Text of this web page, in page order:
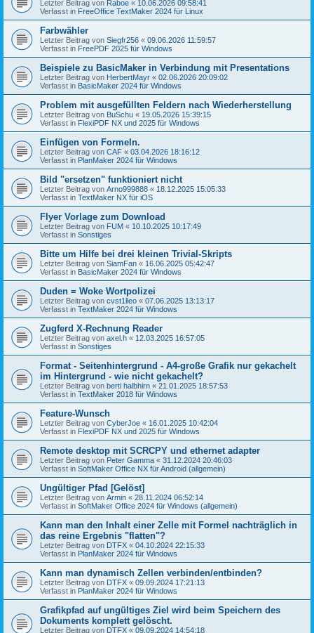
Letzter Beitrag von Raboe « 10.06.2026 09:58:41
Verfasst in FreeOffice TextMaker 2024 für Linux
Farbwähler
Letzter Beitrag von Siegfr256 « 09.06.2026 11:59:57
Verfasst in FreePDF 2025 für Windows
Beispiele zu BasicMaker in Verbindung mit Presentations
Letzter Beitrag von HerbertMayr « 02.06.2026 20:09:02
Verfasst in BasicMaker 2024 für Windows
Problem mit ausgefüllten Feldern nach Wiederherstellung
Letzter Beitrag von BuSchu « 19.05.2026 15:39:15
Verfasst in FlexiPDF NX und 2025 für Windows
Einfügen von Formeln.
Letzter Beitrag von CAF « 03.04.2026 18:16:12
Verfasst in PlanMaker 2024 für Windows
Bild "ersetzen" funktioniert nicht
Letzter Beitrag von Arno999888 « 18.12.2025 15:05:33
Verfasst in TextMaker NX für iOS
Flyer Vorlage zum Download
Letzter Beitrag von FUM « 10.10.2025 10:17:49
Verfasst in Sonstiges
Bitte um Hilfe bei drei kleinen Trivial-Skripts
Letzter Beitrag von SiamFan « 16.06.2025 05:42:47
Verfasst in BasicMaker 2024 für Windows
Duden = Woke Wortpolizei
Letzter Beitrag von cvst1lleo « 07.06.2025 13:13:17
Verfasst in TextMaker 2024 für Windows
Zugferd X-Rechnung Reader
Letzter Beitrag von axel.h « 12.03.2025 16:57:05
Verfasst in Sonstiges
Format - Seitenhintergrund - A4-große Grafik nur gekachelt
im Hintergrund - wie nicht gekachelt?
Letzter Beitrag von berti halbhirn « 21.01.2025 18:57:53
Verfasst in TextMaker 2018 für Windows
Feature-Wunsch
Letzter Beitrag von CyberJoe « 16.01.2025 10:42:04
Verfasst in FlexiPDF NX und 2025 für Windows
Remote desktop mit SCRCPY und ethernet adapter
Letzter Beitrag von Peter Gamma « 31.12.2024 20:46:03
Verfasst in SoftMaker Office NX für Android (allgemein)
Ungültiger Pfad [Gelöst]
Letzter Beitrag von Armin « 28.11.2024 06:52:14
Verfasst in SoftMaker Office 2024 für Windows (allgemein)
Kann man den Inhalt einer Zelle mit Formel nachträglich in
das reine Ergebnis "flatten"?
Letzter Beitrag von DTFX « 04.10.2024 22:15:33
Verfasst in PlanMaker 2024 für Windows
Kann man dynamisch Zellen verbinden/entbinden?
Letzter Beitrag von DTFX « 09.09.2024 17:21:13
Verfasst in PlanMaker 2024 für Windows
Grafikpfad auf ungültiges Ziel wird beim Speichern des
Dokuments komplett gelöscht.
Letzter Beitrag von DTFX « 09.09.2024 14:54:18